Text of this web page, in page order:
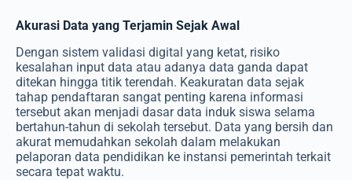
Akurasi Data yang Terjamin Sejak Awal
Dengan sistem validasi digital yang ketat, risiko
kesalahan input data atau adanya data ganda dapat
ditekan hingga titik terendah. Keakuratan data sejak
tahap pendaftaran sangat penting karena informasi
tersebut akan menjadi dasar data induk siswa selama
bertahun-tahun di sekolah tersebut. Data yang bersih dan
akurat memudahkan sekolah dalam melakukan
pelaporan data pendidikan ke instansi pemerintah terkait
secara tepat waktu.